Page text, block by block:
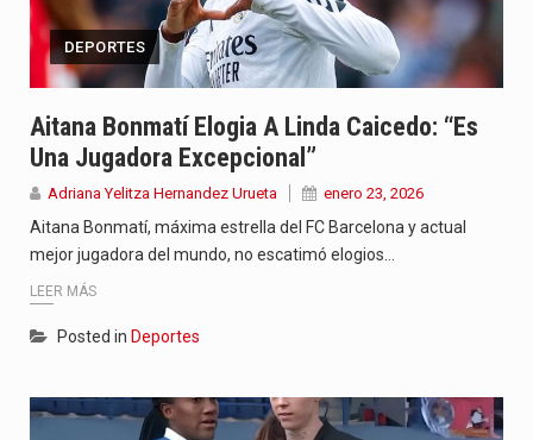
DEPORTES
Aitana Bonmatí Elogia A Linda Caicedo: “Es
Una Jugadora Excepcional”
Adriana Yelitza Hernandez Urueta enero 23, 2026
Aitana Bonmatí, máxima estrella del FC Barcelona y actual
mejor jugadora del mundo, no escatimó elogios…
LEER MÁS
Posted in Deportes